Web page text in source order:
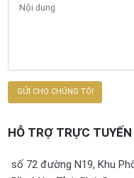
HỖ TRỢ TRỰC TUYẾN
số 72 đường N19, Khu